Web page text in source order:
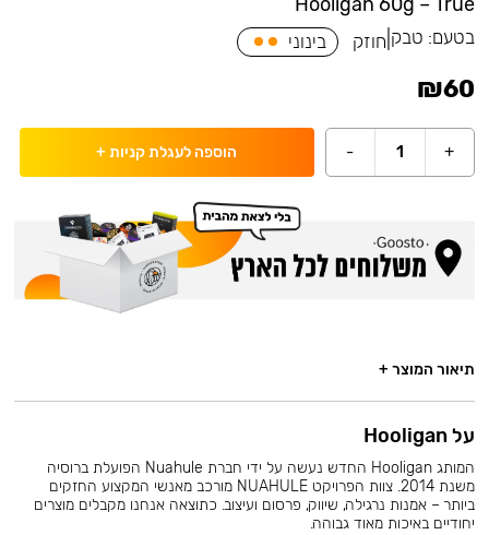
בטעם: טבק חוזק בינוני
₪60
+
1
- הוספה לעגלת קניות +
תיאור המוצר +
על Hooligan
המותג Hooligan החדש נעשה על ידי חברת Nuahule הפועלת ברוסיה
משנת 2014. צוות הפרויקט NUAHULE מורכב מאנשי המקצוע החזקים
ביותר – אמנות נרגילה, שיווק, פרסום ועיצוב. כתוצאה אנחנו מקבלים מוצרים
יחודיים באיכות מאוד גבוהה.